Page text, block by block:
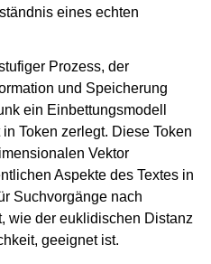
eines echten
Prozess, der
und Speicherung
ein Einbettungsmodell
Token zerlegt. Diese Token
Vektor
Aspekte des Textes in
Suchvorgänge nach
wie der euklidischen Distanz
geeignet ist.